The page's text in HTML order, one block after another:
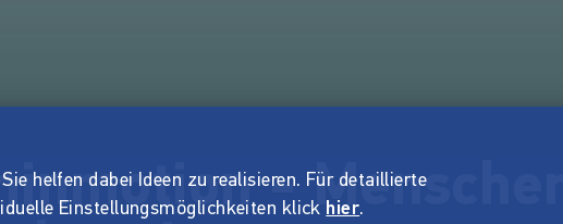
-
helfen dabei Ideen zu realisieren. Für detaillierte
Einstellungsmöglichkeiten klick hier.